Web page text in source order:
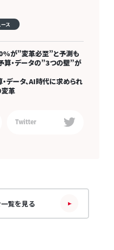
ス
が”変革必至”と予測も
算・データの”3つの壁”が
データ、AI時代に求められ
革
Twitter
覧を見る